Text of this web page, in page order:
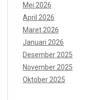
Mei 2026
April 2026
Maret 2026
Januari 2026
Desember 2025
November 2025
Oktober 2025